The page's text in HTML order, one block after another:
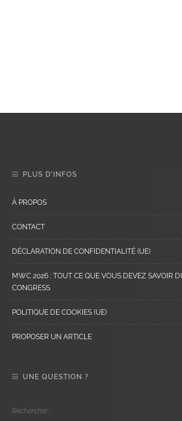
PLUS D’INFOS
À PROPOS
CONTACT
DÉCLARATION DE CONFIDENTIALITÉ (UE)
MWC 2026 : TOUT CE QUE VOUS DEVEZ SAVOIR
CONGRESS
POLITIQUE DE COOKIES (UE)
PROPOSER UN ARTICLE
UNE QUESTION ?